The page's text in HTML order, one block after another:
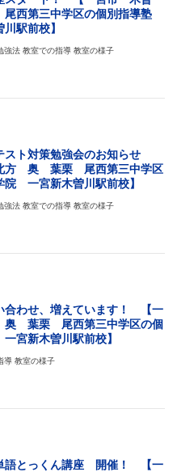
第三中学区の個別指導塾
駅前校】
強法 教室での指導 教室の様子
スト対策勉強会のお知らせ
方 奥 葉栗 尾西第三中学区
一宮新木曽川駅前校】
強法 教室での指導 教室の様子
合わせ、増えています！ 【一
葉栗 尾西第三中学区の個
宮新木曽川駅前校】
導 教室の様子
語とっくん講座 開催！ 【一